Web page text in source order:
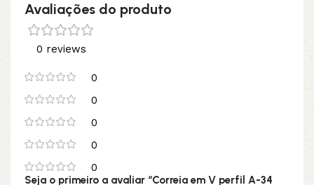
Avaliações do produto
0 reviews
0
0
0
0
0
Seja o primeiro a avaliar “Correia em V perfil A-34